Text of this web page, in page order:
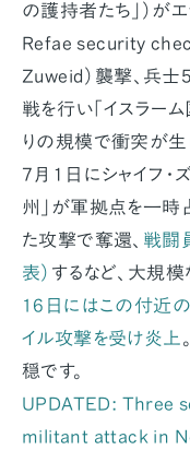
の護持者たち」）が
Refae security
Zuweid）襲撃、兵士
戦を行い「イスラー
りの規模で衝突が生
7月１日にシャイフ・
州」が軍拠点を一時
た攻撃で奪還、 戦闘
表） するなど、大規
16日にはこの付近
イル攻撃を受け炎上
穏です。
UPDATED: Three
militant attack in